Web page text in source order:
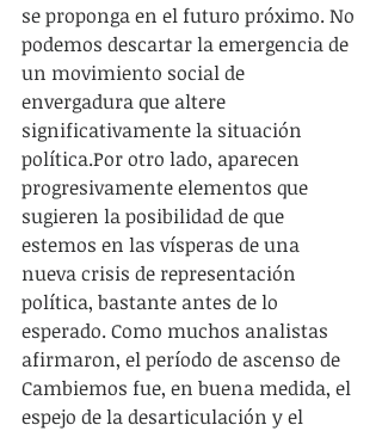
se proponga en el futuro próximo. No
podemos descartar la emergencia de
un movimiento social de
envergadura que altere
significativamente la situación
política.Por otro lado, aparecen
progresivamente elementos que
sugieren la posibilidad de que
estemos en las vísperas de una
nueva crisis de representación
política, bastante antes de lo
esperado. Como muchos analistas
afirmaron, el período de ascenso de
Cambiemos fue, en buena medida, el
espejo de la desarticulación y el